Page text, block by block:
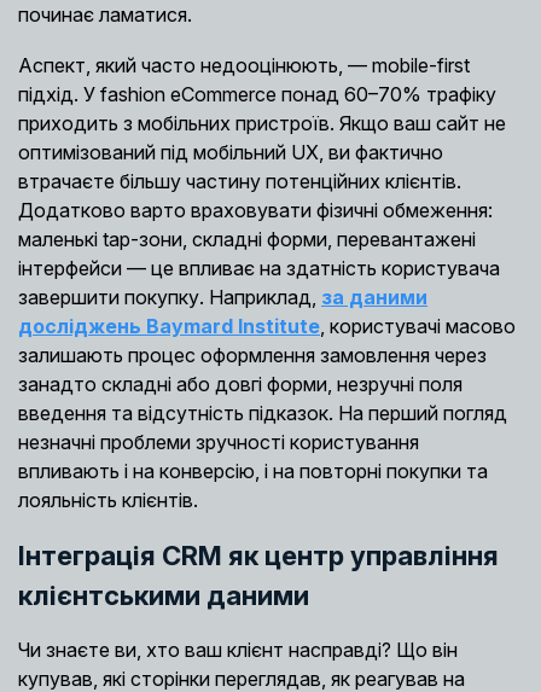
починає ламатися.
Аспект, який часто недооцінюють, — mobile-first
підхід. У fashion eCommerce понад 60–70% трафіку
приходить з мобільних пристроїв. Якщо ваш сайт не
оптимізований під мобільний UX, ви фактично
втрачаєте більшу частину потенційних клієнтів.
Додатково варто враховувати фізичні обмеження:
маленькі tap-зони, складні форми, перевантажені
інтерфейси — це впливає на здатність користувача
завершити покупку. Наприклад, за даними
досліджень Baymard Institute, користувачі масово
залишають процес оформлення замовлення через
занадто складні або довгі форми, незручні поля
введення та відсутність підказок. На перший погляд
незначні проблеми зручності користування
впливають і на конверсію, і на повторні покупки та
лояльність клієнтів.
Інтеграція CRM як центр управління
клієнтськими даними
Чи знаєте ви, хто ваш клієнт насправді? Що він
купував, які сторінки переглядав, як реагував на